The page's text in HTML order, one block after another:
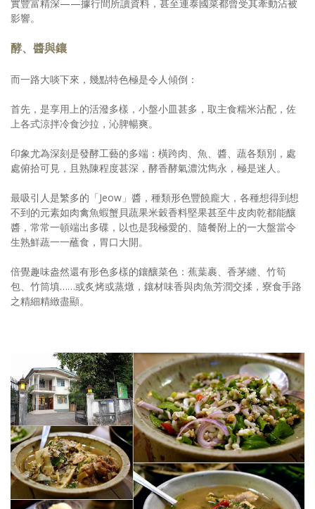
實豐富精深——據行間所讀資料，甚至連泰國菜都曾受其牽動沾被
影響。
酵、醬與鑲
而一路大啖下來，幾點特色極是令人傾倒：
首先，是享用上的活潑多樣，小盤小皿甚多，取主食糯米沾配，佐
上各式涼拌冷食沙拉，沁脾暢爽。
印象尤為深刻是發酵工藝的多端：橫跨肉、魚、醬、蔬各類別，處
處俯拾可見，且熟陳程度甚深，酵香酵氣濃沈雋永，極是迷人。
最吸引人是繁多的「Jeow」醬，種類形色豐饒龐大，各種想得到想
不到的元素如肉禽魚蝦蟹貝蔬果米穀香料堅果甚至牛皮肉乾都能釀
醬，常常一頓端出多碟，以也是我極愛的、隨餐附上的一大盤當令
生熟鮮蔬一一蘸食，胃口大開。
倍覺趣味盎然還有形色多樣的鑲釀菜色：蕉葉裹、香茅纏、竹筍
包、竹筒填……或炙烤或蒸燉，鑲材味香與肉魚芳潤交揉，寮食手路
之精細精緻盡顯。